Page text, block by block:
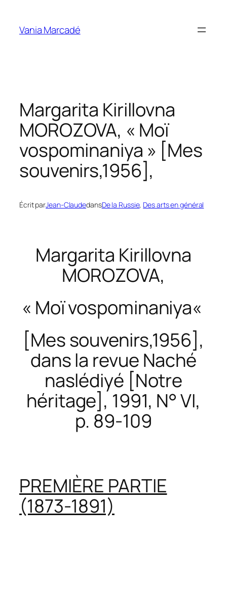
contenu
Vania Marcadé
Margarita Kirillovna
MOROZOVA, « Moï
vospominaniya » [Mes
souvenirs,1956],
Écrit parJean-ClaudedansDe la Russie, Des arts en général
Margarita Kirillovna
MOROZOVA,
« Moï vospominaniya«
[Mes souvenirs,1956],
dans la revue Naché
naslédiyé [Notre
héritage], 1991, N° VI,
p. 89-109
PREMIÈRE PARTIE
(1873-1891)